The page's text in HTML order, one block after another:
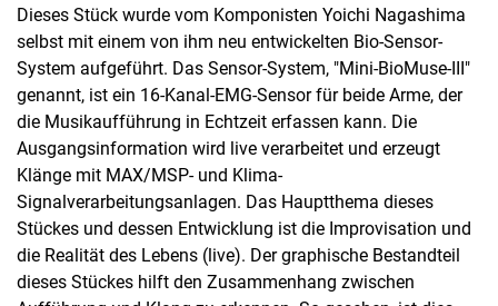
Dieses Stück wurde vom Komponisten Yoichi Nagashima
selbst mit einem von ihm neu entwickelten Bio-Sensor-
System aufgeführt. Das Sensor-System, "Mini-BioMuse-III"
genannt, ist ein 16-Kanal-EMG-Sensor für beide Arme, der
die Musikaufführung in Echtzeit erfassen kann. Die
Ausgangsinformation wird live verarbeitet und erzeugt
Klänge mit MAX/MSP- und Klima-
Signalverarbeitungsanlagen. Das Hauptthema dieses
Stückes und dessen Entwicklung ist die Improvisation und
die Realität des Lebens (live). Der graphische Bestandteil
dieses Stückes hilft den Zusammenhang zwischen